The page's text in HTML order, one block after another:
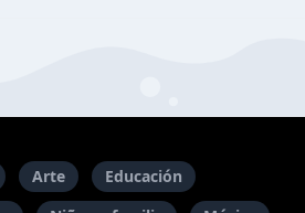
Arte
Educación